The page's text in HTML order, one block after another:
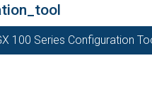
100 Series Configuration